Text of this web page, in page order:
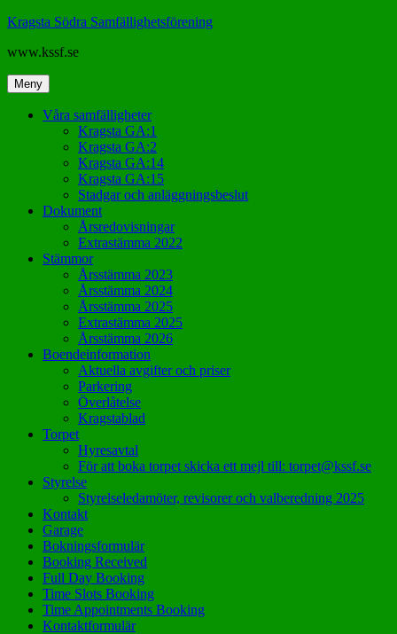
Hoppa
innehåll
Kragsta Södra Samfällighetsförening
www.kssf.se
Meny
Våra samfälligheter
Kragsta GA:1
Kragsta GA:2
Kragsta GA:14
Kragsta GA:15
Stadgar och anläggningsbeslut
Dokument
Årsredovisningar
Extrastämma 2022
Stämmor
Årsstämma 2023
Årsstämma 2024
Årsstämma 2025
Extrastämma 2025
Årsstämma 2026
Boendeinformation
Aktuella avgifter och priser
Parkering
Överlåtelse
Kragstablad
Torpet
Hyresavtal
För att boka torpet skicka ett mejl till: torpet@kssf.se
Styrelse
Styrelseledamöter, revisorer och valberedning 2025
Kontakt
Garage
Bokningsformulär
Booking Received
Full Day Booking
Time Slots Booking
Time Appointments Booking
Kontaktformulär